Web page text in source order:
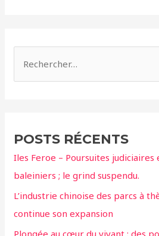
r
c
h
e
r
POSTS RÉCENTS
Iles Feroe – Poursuites judiciaires
baleiniers ; le grind suspendu.
L’industrie chinoise des parcs à
continue son expansion
Plongée au cœur du vivant : des